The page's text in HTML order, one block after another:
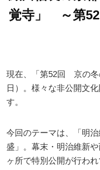
覚寺」 ～第52
現在、「第52回 京の冬
日）。様々な非公開文
す。
今回のテーマは、「明
盛」。幕末・明治維新
ヶ所で特別公開が行わ